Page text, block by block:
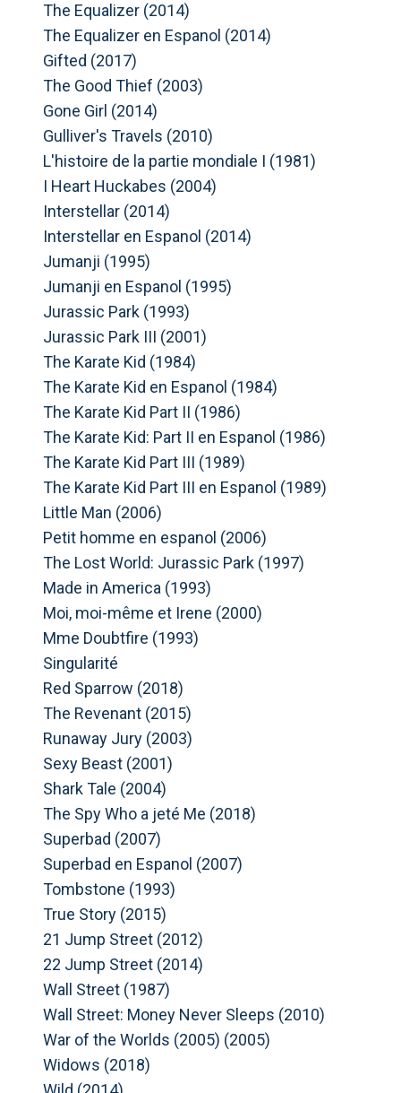
The Equalizer (2014)
The Equalizer en Espanol (2014)
Gifted (2017)
The Good Thief (2003)
Gone Girl (2014)
Gulliver's Travels (2010)
L'histoire de la partie mondiale I (1981)
I Heart Huckabes (2004)
Interstellar (2014)
Interstellar en Espanol (2014)
Jumanji (1995)
Jumanji en Espanol (1995)
Jurassic Park (1993)
Jurassic Park III (2001)
The Karate Kid (1984)
The Karate Kid en Espanol (1984)
The Karate Kid Part II (1986)
The Karate Kid: Part II en Espanol (1986)
The Karate Kid Part III (1989)
The Karate Kid Part III en Espanol (1989)
Little Man (2006)
Petit homme en espanol (2006)
The Lost World: Jurassic Park (1997)
Made in America (1993)
Moi, moi-même et Irene (2000)
Mme Doubtfire (1993)
Singularité
Red Sparrow (2018)
The Revenant (2015)
Runaway Jury (2003)
Sexy Beast (2001)
Shark Tale (2004)
The Spy Who a jeté Me (2018)
Superbad (2007)
Superbad en Espanol (2007)
Tombstone (1993)
True Story (2015)
21 Jump Street (2012)
22 Jump Street (2014)
Wall Street (1987)
Wall Street: Money Never Sleeps (2010)
War of the Worlds (2005) (2005)
Widows (2018)